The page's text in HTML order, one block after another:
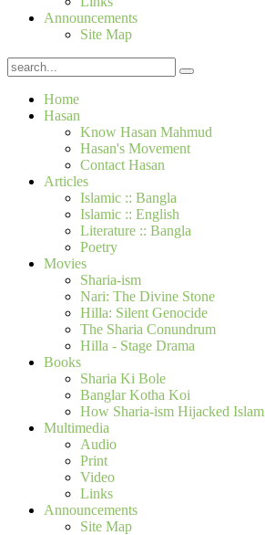
Announcements
Site Map
Home
Hasan
Know Hasan Mahmud
Hasan's Movement
Contact Hasan
Articles
Islamic :: Bangla
Islamic :: English
Literature :: Bangla
Poetry
Movies
Sharia-ism
Nari: The Divine Stone
Hilla: Silent Genocide
The Sharia Conundrum
Hilla - Stage Drama
Books
Sharia Ki Bole
Banglar Kotha Koi
How Sharia-ism Hijacked Islam
Multimedia
Audio
Print
Video
Links
Announcements
Site Map